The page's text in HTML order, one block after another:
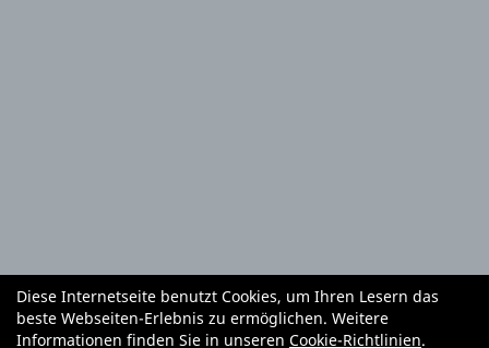
Autoteile und Zubehör E-Roller
Fahrräder
Fahrradzubehör
Fahrradteile Bekleidung
Mietgeräte
Diese Internetseite benutzt Cookies, um Ihren Lesern das
beste Webseiten-Erlebnis zu ermöglichen. Weitere
Informationen finden Sie in unseren Cookie-Richtlinien.